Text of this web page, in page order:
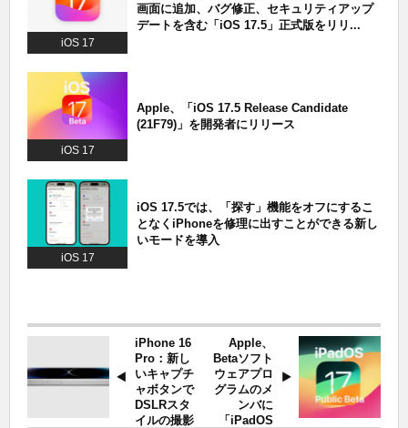
iOS 17
画面に追加、バグ修正、セキュリティアップ
デートを含む「iOS 17.5」正式版をリリ...
iOS 17
Apple、「iOS 17.5 Release Candidate
(21F79)」を開発者にリリース
iOS 17
iOS 17.5では、「探す」機能をオフにするこ
となくiPhoneを修理に出すことができる新し
いモードを導入
iPhone 16
Pro：新し
いキャプチ
ャボタンで
DSLRスタ
イルの撮影
Apple、
Betaソフト
ウェアプロ
グラムのメ
ンバに
「iPadOS